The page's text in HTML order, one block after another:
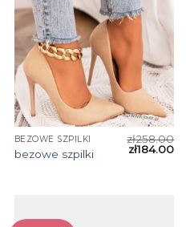
BEZOWE SZPILKI
bezowe szpilki
zł258.00
zł184.00